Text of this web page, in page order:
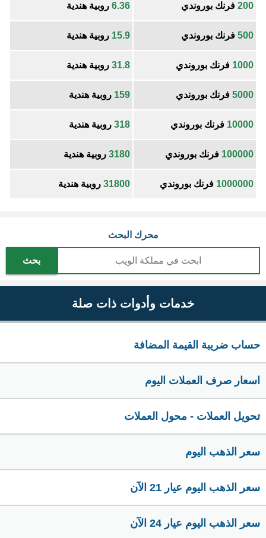
200 فرنك بوروندي 6.36 روبية هندية
500 فرنك بوروندي 15.9 روبية هندية
1000 فرنك بوروندي 31.8 روبية هندية
5000 فرنك بوروندي 159 روبية هندية
10000 فرنك بوروندي 318 روبية هندية
100000 فرنك بوروندي 3180 روبية هندية
1000000 فرنك بوروندي 31800 روبية هندية
محرك البحث
بحث
خدمات وأدوات ذات صلة
حساب ضريبة القيمة المضافة
اسعار صرف العملات اليوم
تحويل العملات - محول العملات
سعر الذهب اليوم
سعر الذهب اليوم عيار 21 الآن
سعر الذهب اليوم عيار 24 الآن